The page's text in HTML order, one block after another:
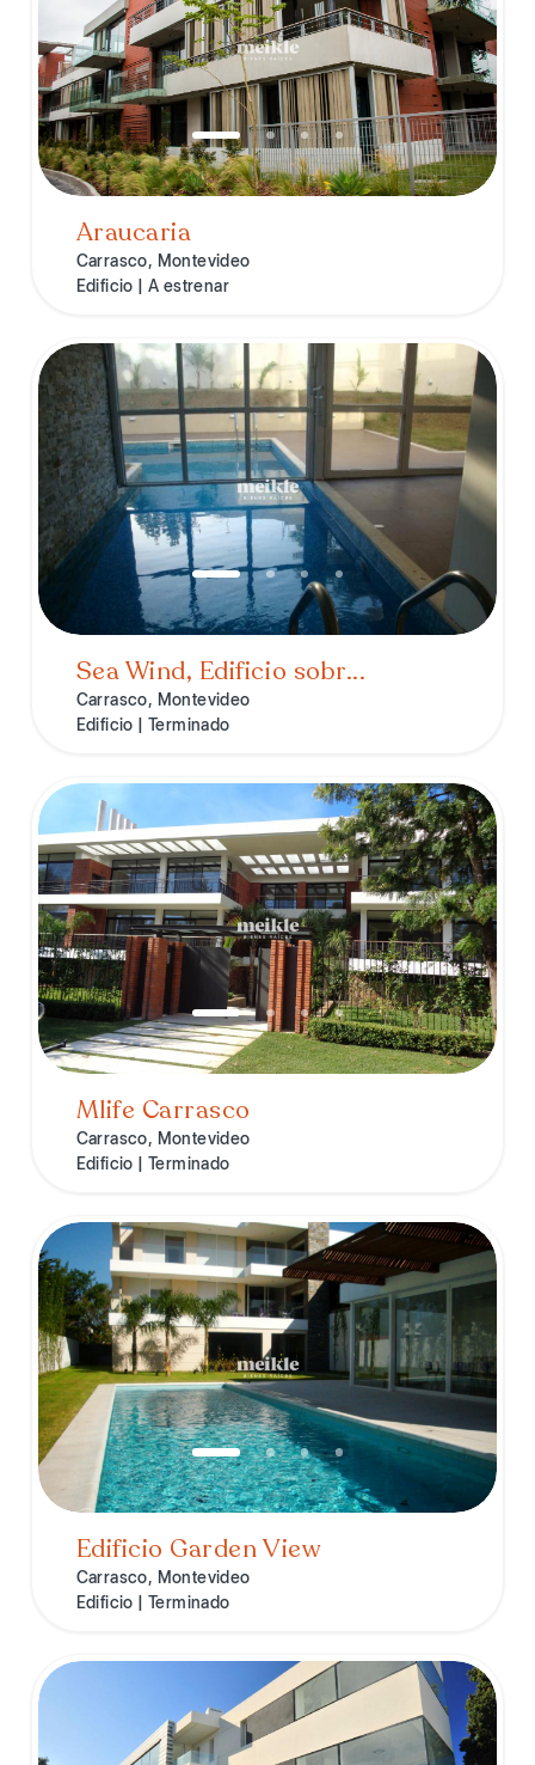
Araucaria
Carrasco, Montevideo
Edificio | A estrenar
Sea Wind, Edificio sobr...
Carrasco, Montevideo
Edificio | Terminado
Mlife Carrasco
Carrasco, Montevideo
Edificio | Terminado
Edificio Garden View
Carrasco, Montevideo
Edificio | Terminado